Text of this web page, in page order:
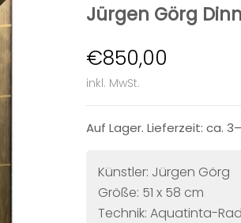
Jürgen Görg
Angebot
€850,00
inkl. MwSt.
Auf Lager. Lieferzeit: ca.
Künstler: Jürgen Görg
Größe: 51 x 58 cm
Technik: Aquatinta-